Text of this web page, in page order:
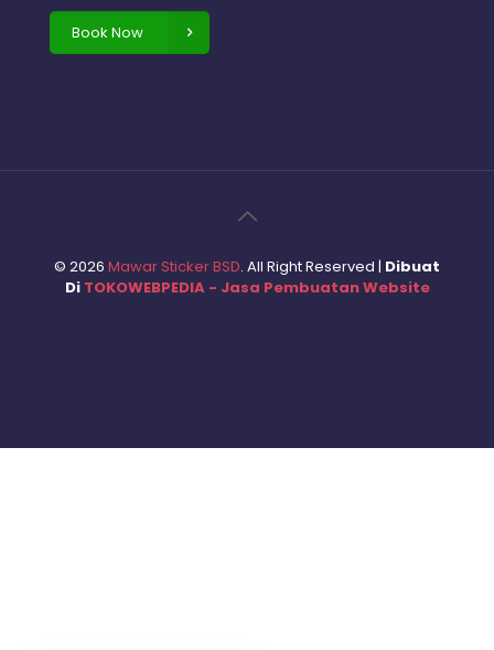
Book Now
© 2026 Mawar Sticker BSD. All Right Reserved | Dibuat
Di TOKOWEBPEDIA - Jasa Pembuatan Website